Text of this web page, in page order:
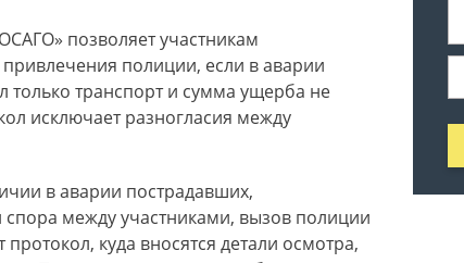
позволяет участникам
полиции, если в аварии
только транспорт и сумма ущерба не
исключает разногласия между
в аварии пострадавших,
между участниками, вызов полиции
куда вносятся детали осмотра,